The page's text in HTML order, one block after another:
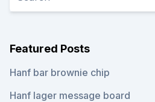
Featured Posts
Hanf bar brownie chip
Hanf lager message board